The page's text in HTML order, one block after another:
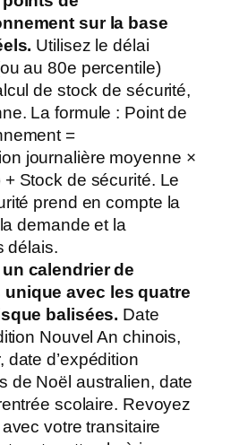
sur la base
Utilisez le délai
au 80e percentile)
de stock de sécurité,
La formule : Point de
=
journalière moyenne ×
Stock de sécurité. Le
prend en compte la
demande et la
délais.
calendrier de
avec les quatre
balisées. Date
Nouvel An chinois,
date d’expédition
de Noël australien, date
scolaire. Revoyez
votre transitaire